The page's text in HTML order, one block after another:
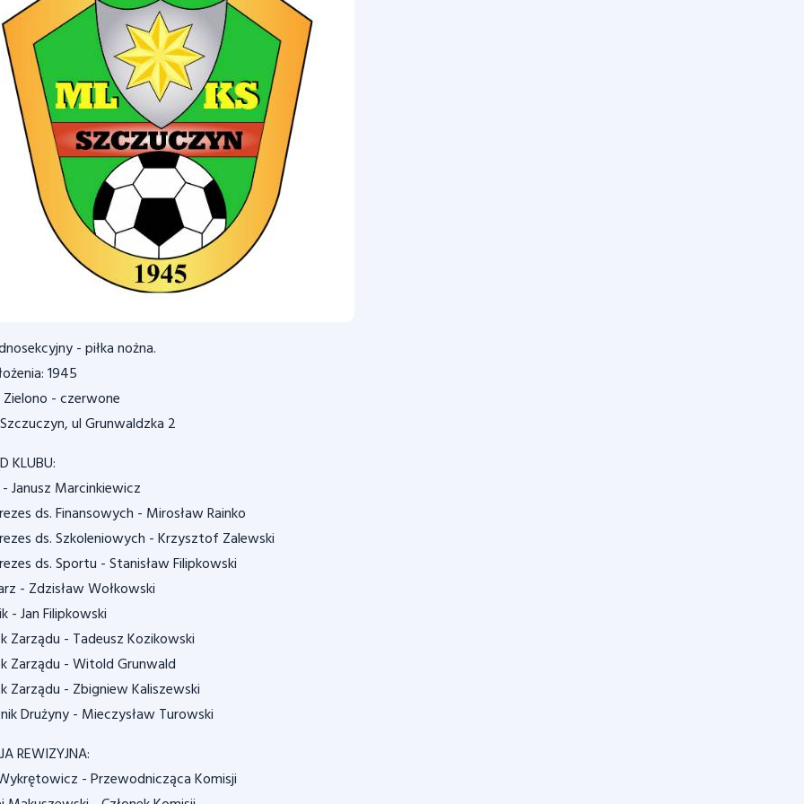
- piłka nożna.
1945
- czerwone
ul Grunwaldzka 2
KLUBU:
Janusz Marcinkiewicz
ds. Finansowych - Mirosław Rainko
ds. Szkoleniowych - Krzysztof Zalewski
ds. Sportu - Stanisław Filipkowski
- Zdzisław Wołkowski
- Jan Filipkowski
Zarządu - Tadeusz Kozikowski
Zarządu - Witold Grunwald
Zarządu - Zbigniew Kaliszewski
Drużyny - Mieczysław Turowski
REWIZYJNA:
- Przewodnicząca Komisji